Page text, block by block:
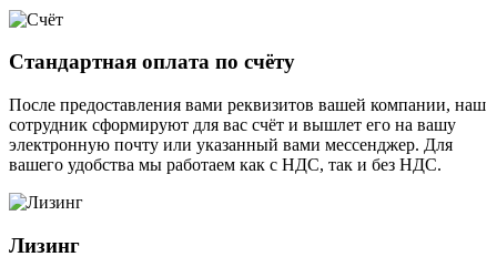
Стандартная оплата по счёту
После предоставления вами реквизитов вашей компании, наш
сотрудник сформируют для вас счёт и вышлет его на вашу
электронную почту или указанный вами мессенджер. Для
вашего удобства мы работаем как с НДС, так и без НДС.
Лизинг